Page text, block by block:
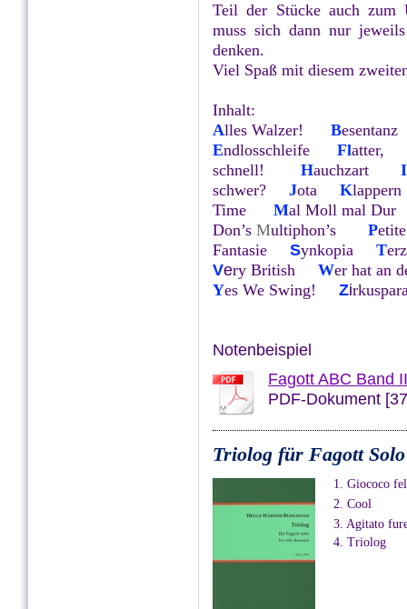
Teil der Stücke auch zum
muss sich dann nur
denken.
Viel Spaß mit diesem
Inhalt:
Alles Walzer! B
Endlosschleife Fl
schnell! Hauchzart I
schwer? Jota K
Time
Mal Moll mal
Don’s Multiphon’s P
Fantasie
Synkopia T
Very British Wer hat an
Yes We Swing! Zi
Notenbeispiel
Fagott ABC Band
PDF-Dokument
Triolog für Fagott
1. Giococo
2. Cool
3. Agitato
4. Triolog